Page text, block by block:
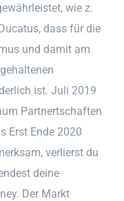
wie z.
dass für die
und damit am
ist. Juli 2019
Partnertschaften
Erst Ende 2020
verlierst du
deine
Der Markt